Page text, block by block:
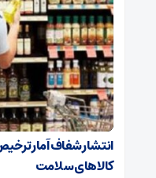
انتشار شفاف آمار
کالاهای سلامت